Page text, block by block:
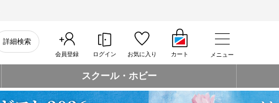
詳細検索
会員登録 ログイン お気に入り カート メニュー
スクール・ホビー